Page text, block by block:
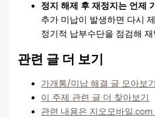
정지 해제 후 재정지는 언제
추가 미납이 발생하면 다시
정기적 납부수단을 점검해
관련 글 더 보기
가개통/미납 해결 글 모아보기
이 주제 관련 글 더 찾아보기
관련 내용은 지오모바일.com